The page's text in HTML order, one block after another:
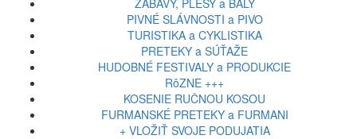
ZÁBAVY, PLESY a BÁLY
PIVNÉ SLÁVNOSTI a PIVO
TURISTIKA a CYKLISTIKA
PRETEKY a SÚŤAŽE
HUDOBNÉ FESTIVALY a PRODUKCIE
RôZNE +++
KOSENIE RUČNOU KOSOU
FURMANSKÉ PRETEKY a FURMANI
+ VLOŽIŤ SVOJE PODUJATIA